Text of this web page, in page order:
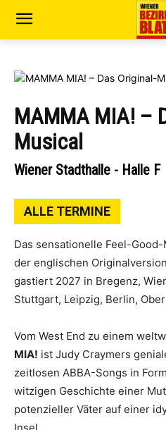
MAMMA MIA! –
Musical
Wiener Stadthalle - Halle F
ALLE TERMINE
Das sensationelle Feel-Good-
der englischen
gastiert 2027 in Bregenz,
Stuttgart, Leipzig, Berlin,
Vom West End zu einem
MIA! ist Judy Craymers
zeitlosen ABBA-Songs in
witzigen Geschichte einer
potenzieller Väter auf einer